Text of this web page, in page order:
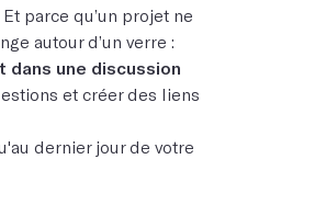
parce qu’un projet ne
autour d’un verre :
une discussion
et créer des liens
dernier jour de votre